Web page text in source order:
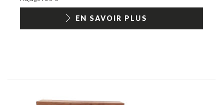
EN SAVOIR PLUS